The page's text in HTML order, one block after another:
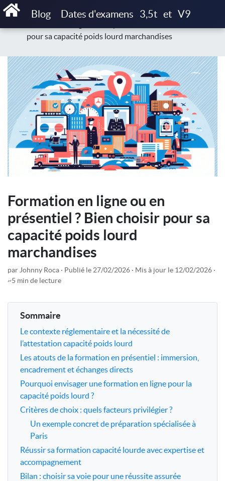
Blog Dates d'examens 3,5t et V9
Accueil Blog
Formation & examen capacité lourde
pour sa capacité poids lourd marchandises
Formation en ligne ou en
présentiel ? Bien choisir pour sa
capacité poids lourd
marchandises
par Johnny Roca Publié le 27/02/2026
Mis à jour le 12/02/2026
~5 min de lecture
Sommaire
Le contexte réglementaire et la nécessité de
l’attestation capacité poids lourd
Les atouts de la formation en présentiel : immersion,
encadrement et échanges directs
Pourquoi envisager une formation en ligne pour la
capacité poids lourd ?
Critères de choix : quels facteurs privilégier ?
Un exemple concret de préparation spécialisée à
Paris
Réussir sa formation capacité lourde avec expertise et
accompagnement
Bilan : choisir sa voie pour une réussite assurée